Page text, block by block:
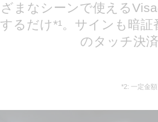
ざまなシーンで使える
するだけ*¹。サインも暗
のタッチ決
*2: 一定金